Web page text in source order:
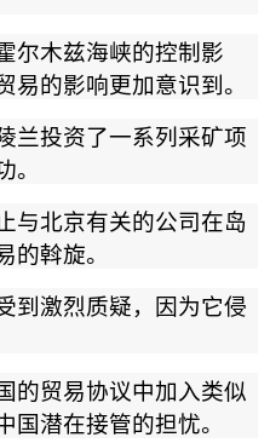
尔木兹海峡的控制影
易的影响更加意识到。
兰投资了一系列采矿项
。
与北京有关的公司在岛
的斡旋。
到激烈质疑，因为它侵
的贸易协议中加入类似
国潜在接管的担忧。